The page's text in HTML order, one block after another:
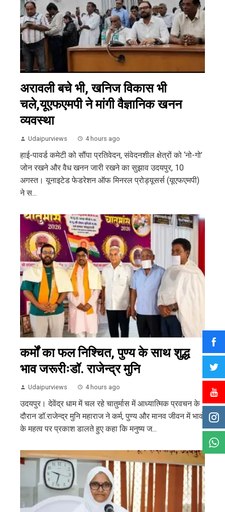
अरावली बचे भी, खनिज विकास भी
चले,यूएफएमपी ने मांगी वैज्ञानिक खनन
व्यवस्था
Udaipurviews 4 hours ago
हाई-पावर्ड कमेटी को सौंपा प्रतिवेदन, संवेदनशील क्षेत्रों को ‘नो-गो’
जोन रखने और वैध खनन जारी रखने का सुझाव उदयपुर, 10
अगस्त। यूनाइटेड फेडरेशन ऑफ मिनरल प्रोड्यूसर्स (यूएफएमपी)
ने स...
कर्मों का फल निश्चित, पुण्य के साथ शुद्ध
भाव जरूरीःडॉ. राजेन्द्र मुनि
Udaipurviews 4 hours ago
उदयपुर। देवेंद्र धाम में चल रहे चातुर्मास में आध्यात्मिक प्रवचन के
दौरान डॉ.राजेन्द्र मुनि महाराज ने कर्म, पुण्य और मानव जीवन में भावों
के महत्व पर प्रकाश डालते हुए कहा कि मनुष्य ज...